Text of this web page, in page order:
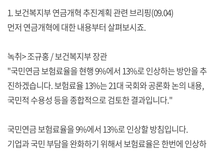
1. 보건복지부 연금개혁 추진계획 관련 브리핑(09.04)
먼저 연금개혁에 대한 내용부터 살펴보시죠.
녹취> 조규홍 / 보건복지부 장관
"국민연금 보험료율을 현행 9%에서 13%로 인상하는 방안을 추
진하겠습니다. 보험료율 13%는 21대 국회와 공론화 논의 내용,
국민적 수용성 등을 종합적으로 검토한 결과입니다."
국민연금 보험료율을 9%에서 13%로 인상할 방침입니다.
기업과 국민 부담을 완화하기 위해서 보험료율은 한번에 인상하